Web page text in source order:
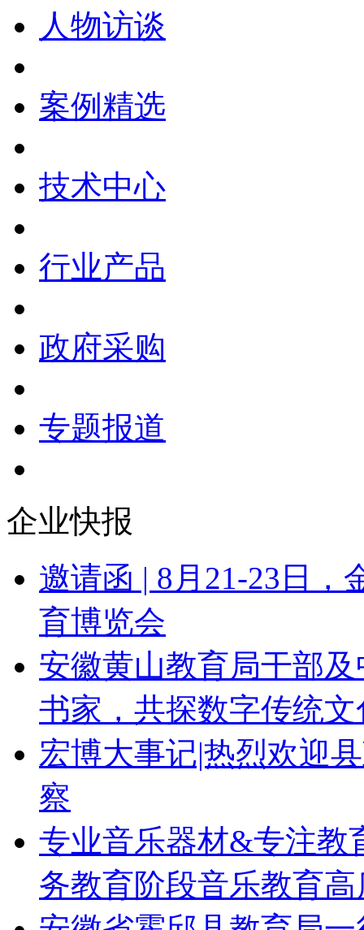
人物访谈
案例精选
技术中心
行业产品
政府采购
专题报道
企业快报
邀请函 | 8月21-23日，
育博览会
安徽黄山教育局干部
书家，共探数字传统
宏博大事记|热烈欢迎
察
专业音乐器材&专注教
务教育阶段音乐教育